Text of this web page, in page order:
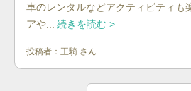
車のレンタルなどアクティビティも
アや...
続きを読む >
投稿者： 王騎 さん